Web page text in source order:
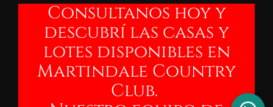
Consultanos hoy y
descubrí las casas y
lotes disponibles en
Martindale Country
Club.